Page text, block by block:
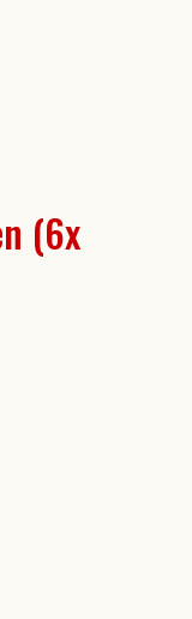
(6x